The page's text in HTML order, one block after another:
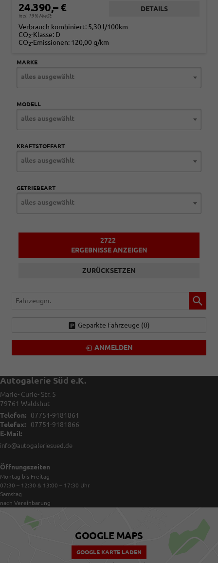
24.390,– €
incl. 19% MwSt.
DETAILS
Verbrauch kombiniert: 5,30 l/100km
CO2-Klasse: D
CO2-Emissionen: 120,00 g/km
MARKE
alles ausgewählt
MODELL
alles ausgewählt
KRAFTSTOFFART
alles ausgewählt
GETRIEBEART
alles ausgewählt
2722
ERGEBNISSE ANZEIGEN
ZURÜCKSETZEN
Fahrzeugnr.
Geparkte Fahrzeuge (0)
ANMELDEN
Autogalerie Süd e.K.
Marie- Curie- Str. 5
79761 Waldshut
Telefon:
07751-9181861
Telefax:
07751-9181866
E-Mail:
info@autogaleriesued.de
Öffnungszeiten
Montag bis Freitag
07:30 – 12:30 & 13:00 – 17:30 Uhr
Samstag
nach Vereinbarung
GOOGLE MAPS
GOOGLE KARTE LADEN